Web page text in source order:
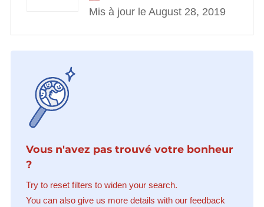
Mis à jour le August 28, 2019
Vous n'avez pas trouvé votre bonheur
?
Try to reset filters to widen your search.
You can also give us more details with our feedback